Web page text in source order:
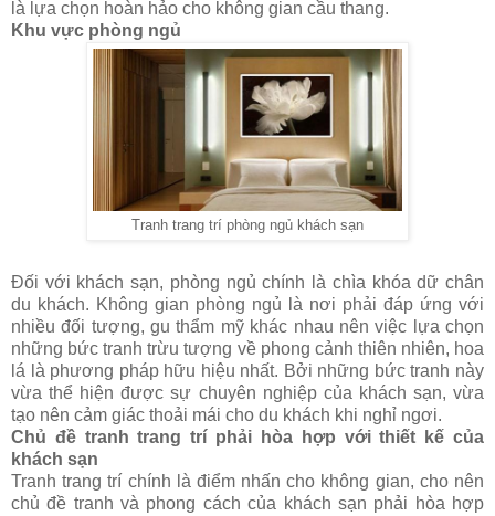
là lựa chọn hoàn hảo cho không gian cầu thang.
Khu vực phòng ngủ
Tranh trang trí phòng ngủ khách sạn
Đối với khách sạn, phòng ngủ chính là chìa khóa dữ chân
du khách. Không gian phòng ngủ là nơi phải đáp ứng với
nhiều đối tượng, gu thẩm mỹ khác nhau nên việc lựa chọn
những bức tranh trừu tượng về phong cảnh thiên nhiên, hoa
lá là phương pháp hữu hiệu nhất. Bởi những bức tranh này
vừa thể hiện được sự chuyên nghiệp của khách sạn, vừa
tạo nên cảm giác thoải mái cho du khách khi nghỉ ngơi.
Chủ đề tranh trang trí phải hòa hợp với thiết kế của
khách sạn
Tranh trang trí chính là điểm nhấn cho không gian, cho nên
chủ đề tranh và phong cách của khách sạn phải hòa hợp